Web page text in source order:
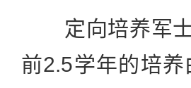
定向培养军士
前2.5学年的培